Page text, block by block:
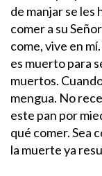
de manjar se les
comer a su
come, vive en
es muerto para
muertos.
mengua. No
este pan por
qué comer. Sea
la muerte ya